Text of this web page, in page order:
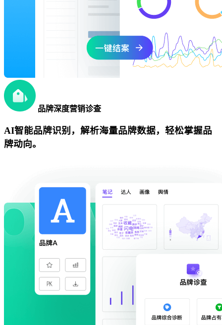
品牌深度营销诊查
AI智能品牌识别，解析海量品牌数据，轻松掌握品
牌动向。